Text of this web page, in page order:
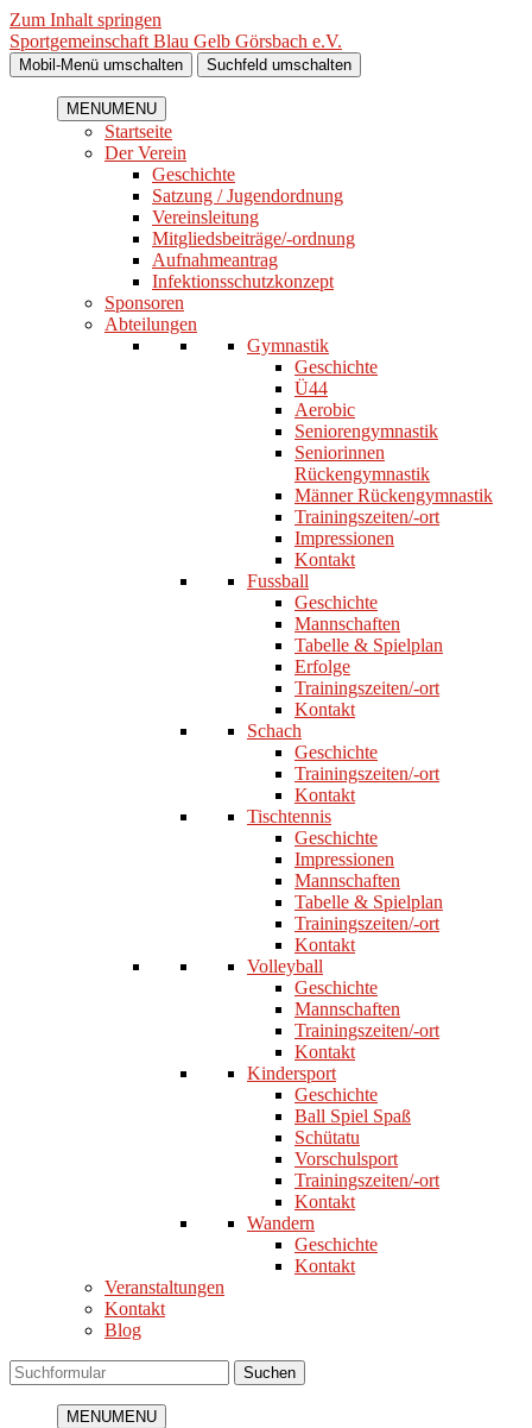
Zum Inhalt springen
Sportgemeinschaft Blau Gelb Görsbach e.V.
Mobil-Menü umschalten Suchfeld umschalten
MENUMENU
Startseite
Der Verein
Geschichte
Satzung / Jugendordnung
Vereinsleitung
Mitgliedsbeiträge/-ordnung
Aufnahmeantrag
Infektionsschutzkonzept
Sponsoren
Abteilungen
Gymnastik
Geschichte
Ü44
Aerobic
Seniorengymnastik
Seniorinnen
Rückengymnastik
Männer Rückengymnastik
Trainingszeiten/-ort
Impressionen
Kontakt
Fussball
Geschichte
Mannschaften
Tabelle & Spielplan
Erfolge
Trainingszeiten/-ort
Kontakt
Schach
Geschichte
Trainingszeiten/-ort
Kontakt
Tischtennis
Geschichte
Impressionen
Mannschaften
Tabelle & Spielplan
Trainingszeiten/-ort
Kontakt
Volleyball
Geschichte
Mannschaften
Trainingszeiten/-ort
Kontakt
Kindersport
Geschichte
Ball Spiel Spaß
Schütatu
Vorschulsport
Trainingszeiten/-ort
Kontakt
Wandern
Geschichte
Kontakt
Veranstaltungen
Kontakt
Blog
Suchen
MENUMENU